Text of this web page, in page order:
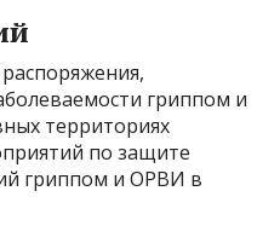
гриппом и
территориях
по защите
гриппом и ОРВИ в